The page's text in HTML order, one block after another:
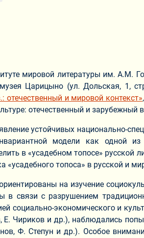
мировой литературы им. А.М.
Царицыно (ул. Дольская, 1,
отечественный и мировой контекст»
отечественный и зарубежный
устойчивых национально-
модели как одной из
в «усадебном топосе»
топоса» в русской и
на изучение
в связи с разрушением
социально-экономического и
Е. Чириков и др.), наблюдались
Ф. Степун и др.). Особое